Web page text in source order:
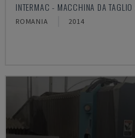
INTERMAC - MACCHINA DA TAGLIO
ROMANIA 2014